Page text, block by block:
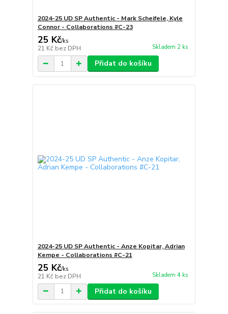
2024-25 UD SP Authentic - Mark Scheifele, Kyle
Connor - Collaborations #C-23
25 Kč/ks
21 Kč bez DPH Skladem 2 ks
Přidat do košíku
2024-25 UD SP Authentic - Anze Kopitar, Adrian
Kempe - Collaborations #C-21
25 Kč/ks
21 Kč bez DPH Skladem 4 ks
Přidat do košíku